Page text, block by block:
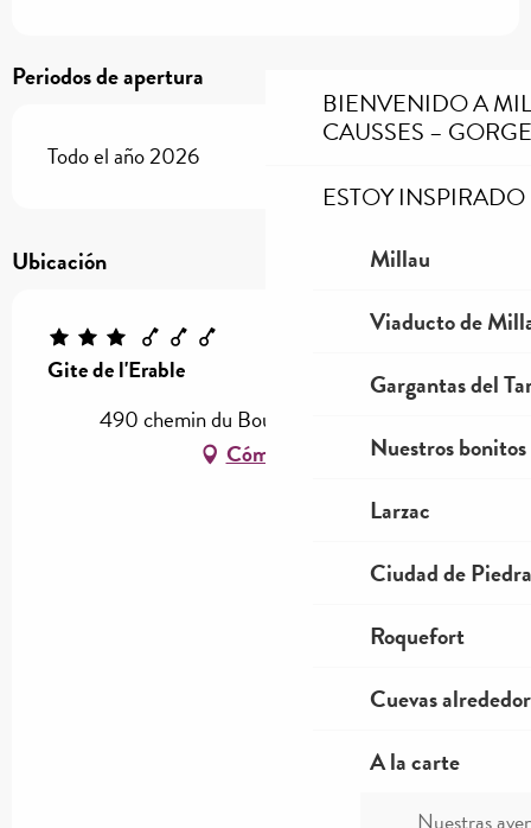
BIENVENIDO A
CAUSSES –
ESTOY INSPIRADO
Millau
Viaducto de
Gargantas del
Nuestros
Larzac
Ciudad de Piedra
Roquefort
Cuevas
A la carte
Nuestras
Periodos de apertura
Todo el año 2026
Ubicación
Gite de l'Erable
490 chemin du Bouysse, 12100 Millau
Cómo llegar